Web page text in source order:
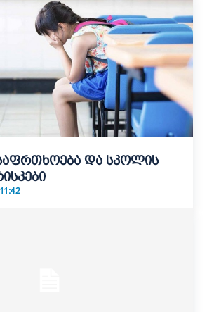
და სკოლის